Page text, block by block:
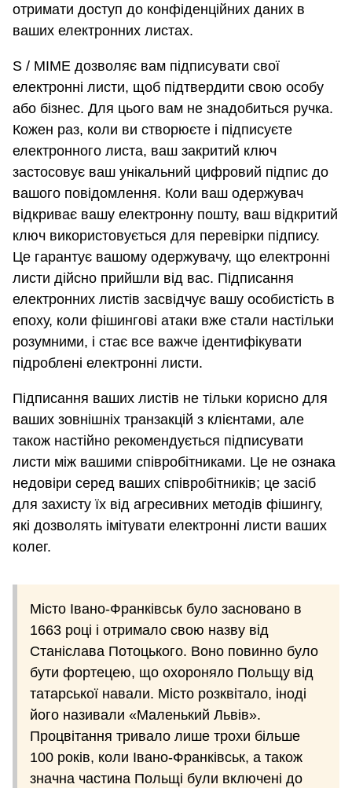
отримати доступ до конфіденційних даних в
ваших електронних листах.
S / MIME дозволяє вам підписувати свої
електронні листи, щоб підтвердити свою особу
або бізнес. Для цього вам не знадобиться ручка.
Кожен раз, коли ви створюєте і підписуєте
електронного листа, ваш закритий ключ
застосовує ваш унікальний цифровий підпис до
вашого повідомлення. Коли ваш одержувач
відкриває вашу електронну пошту, ваш відкритий
ключ використовується для перевірки підпису.
Це гарантує вашому одержувачу, що електронні
листи дійсно прийшли від вас. Підписання
електронних листів засвідчує вашу особистість в
епоху, коли фішингові атаки вже стали настільки
розумними, і стає все важче ідентифікувати
підроблені електронні листи.
Підписання ваших листів не тільки корисно для
ваших зовнішніх транзакцій з клієнтами, але
також настійно рекомендується підписувати
листи між вашими співробітниками. Це не ознака
недовіри серед ваших співробітників; це засіб
для захисту їх від агресивних методів фішингу,
які дозволять імітувати електронні листи ваших
колег.
Місто Івано-Франківськ було засновано в
1663 році і отримало свою назву від
Станіслава Потоцького. Воно повинно було
бути фортецею, що охороняло Польщу від
татарської навали. Місто розквітало, іноді
його називали «Маленький Львів».
Процвітання тривало лише трохи більше
100 років, коли Івано-Франківськ, а також
значна частина Польщі були включені до